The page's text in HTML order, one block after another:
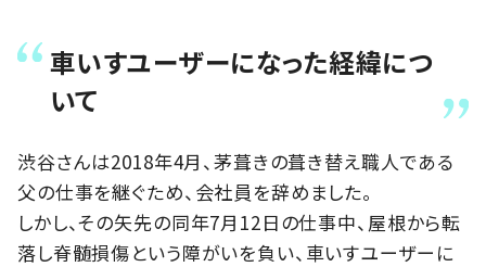
車いすユーザーになった経緯につ
いて
渋谷さんは2018年4月、茅葺きの葺き替え職人である
父の仕事を継ぐため、会社員を辞めました。
しかし、その矢先の同年7月12日の仕事中、屋根から転
落し脊髄損傷という障がいを負い、車いすユーザーに